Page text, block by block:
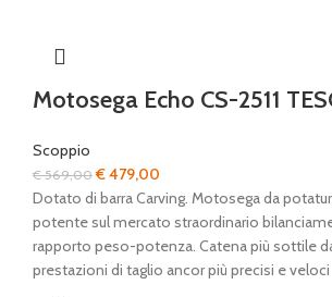
Motosega Echo CS-2511
Scoppio
€569,00Il
prezzo
originale
era:
€ 569,00.
€479,00
prezzo
attuale
è:
€ 479,00.
Dotato di barra Carving. Motosega da
potente sul mercato straordinario
rapporto peso-potenza. Catena più sottile
prestazioni di taglio ancor più precisi e veloci